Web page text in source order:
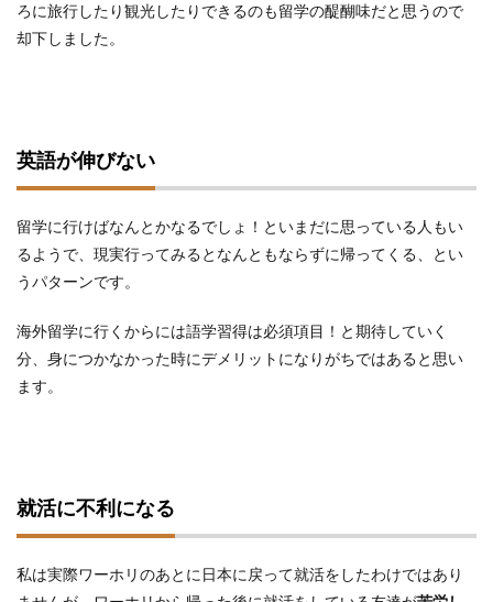
ろに旅行したり観光したりできるのも留学の醍醐味だと思うので
却下しました。
英語が伸びない
留学に行けばなんとかなるでしょ！といまだに思っている人もい
るようで、現実行ってみるとなんともならずに帰ってくる、とい
うパターンです。
海外留学に行くからには語学習得は必須項目！と期待していく
分、身につかなかった時にデメリットになりがちではあると思い
ます。
就活に不利になる
私は実際ワーホリのあとに日本に戻って就活をしたわけではあり